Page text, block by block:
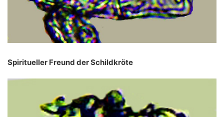
Spiritueller Freund der Schildkröte